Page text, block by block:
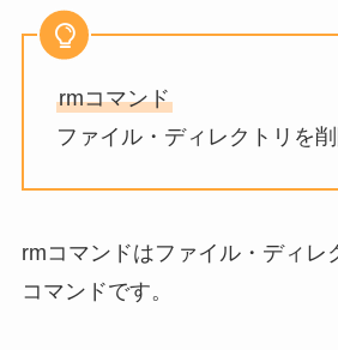
rmコマンド
ファイル・ディレクトリを
rmコマンドはファイル・ディレ
コマンドです。